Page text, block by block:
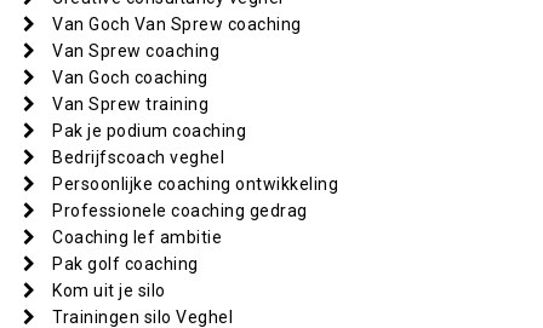
Van Goch Van Sprew coaching
Van Sprew coaching
Van Goch coaching
Van Sprew training
Pak je podium coaching
Bedrijfscoach veghel
Persoonlijke coaching ontwikkeling
Professionele coaching gedrag
Coaching lef ambitie
Pak golf coaching
Kom uit je silo
Trainingen silo Veghel